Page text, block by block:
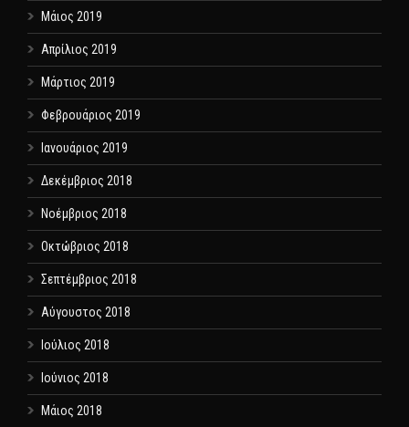
Μάιος 2019
Απρίλιος 2019
Μάρτιος 2019
Φεβρουάριος 2019
Ιανουάριος 2019
Δεκέμβριος 2018
Νοέμβριος 2018
Οκτώβριος 2018
Σεπτέμβριος 2018
Αύγουστος 2018
Ιούλιος 2018
Ιούνιος 2018
Μάιος 2018